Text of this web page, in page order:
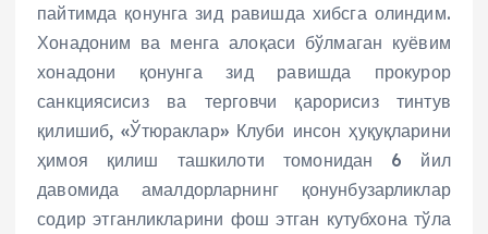
пайтимда қонунга зид равишда хибсга олиндим.
Хонадоним ва менга алоқаси бўлмаган куёвим
хонадони қонунга зид равишда прокурор
санкциясисиз ва терговчи қарорисиз тинтув
қилишиб, «Ўтюраклар» Клуби инсон ҳуқуқларини
ҳимоя қилиш ташкилоти томонидан 6 йил
давомида амалдорларнинг қонунбузарликлар
содир этганликларини фош этган кутубхона тўла